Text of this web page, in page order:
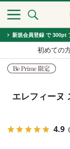
新規会員登録 で 300pt
初めての
エレフィーヌ
4.9